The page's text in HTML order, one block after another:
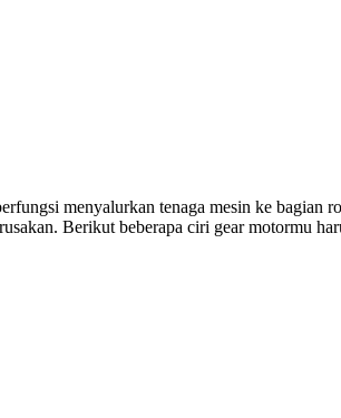
menyalurkan tenaga mesin ke
Berikut beberapa ciri gear motormu